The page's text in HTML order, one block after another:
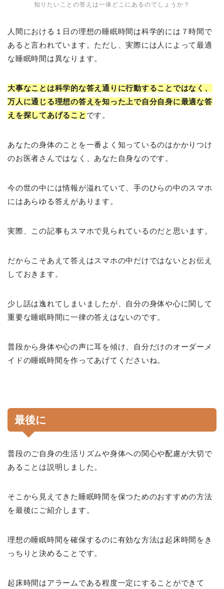
知りたいことの答えは一体どこにあるのでしょうか？
人間における１日の理想の睡眠時間は科学的には７時間で
あると言われています。ただし、実際には人によって最適
な睡眠時間は異なります。
大事なことは科学的な答え通りに行動することではなく、
万人に通じる理想の答えを知った上で自分自身に最適な答
えを探してあげること です。
あなたの身体のことを一番よく知っているのはかかりつけ
のお医者さんではなく、あなた自身なのです。
今の世の中には情報が溢れていて、手のひらの中のスマホ
にはあらゆる答えがあります。
実際、この記事もスマホで見られているのだと思います。
だからこそあえて答えはスマホの中だけではないとお伝え
しておきます。
少し話は逸れてしまいましたが、自分の身体や心に関して
重要な睡眠時間に一律の答えはないのです。
普段から身体や心の声に耳を傾け、自分だけのオーダーメ
イドの睡眠時間を作ってあげてくださいね。
最後に
普段のご自身の生活リズムや身体への関心や配慮が大切で
あることは説明しました。
そこから見えてきた睡眠時間を保つためのおすすめの方法
を最後にご紹介します。
理想の睡眠時間を確保するのに有効な方法は起床時間をき
っちりと決めることです。
起床時間はアラームである程度一定にすることができて